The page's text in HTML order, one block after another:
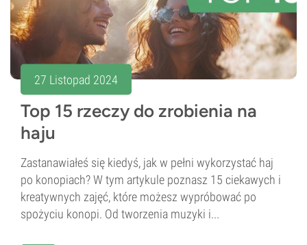
27 Listopad 2024
Top 15 rzeczy do zrobienia na
haju
Zastanawiałeś się kiedyś, jak w pełni wykorzystać haj
po konopiach? W tym artykule poznasz 15 ciekawych i
kreatywnych zajęć, które możesz wypróbować po
spożyciu konopi. Od tworzenia muzyki i...